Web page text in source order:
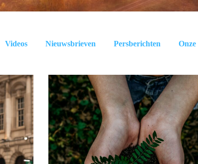
Videos Nieuwsbrieven Persberichten